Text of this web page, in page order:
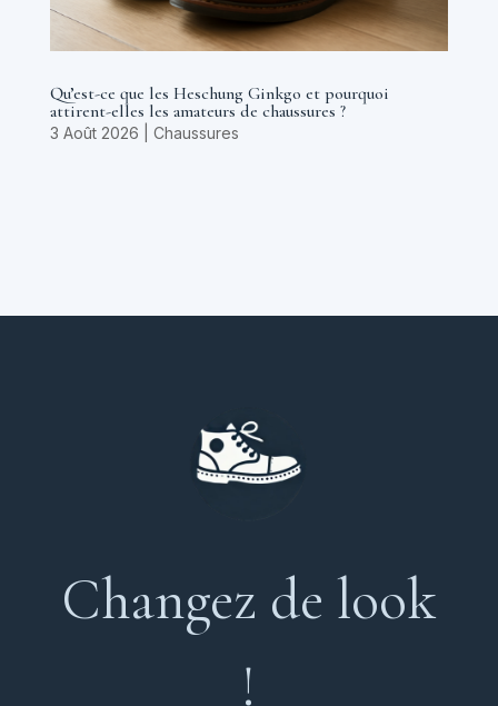
Qu’est-ce que les Heschung Ginkgo et pourquoi
attirent-elles les amateurs de chaussures ?
3 Août 2026 Chaussures
Changez de look
!